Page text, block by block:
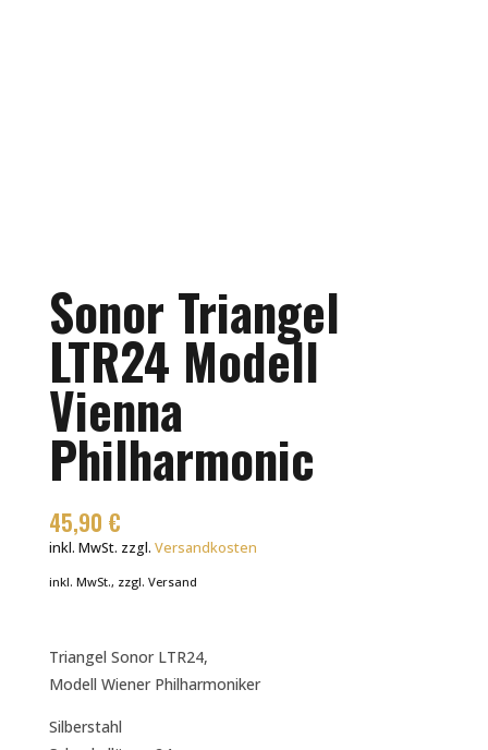
Sonor Triangel
LTR24 Modell
Vienna
Philharmonic
45,90 €
inkl. MwSt. zzgl. Versandkosten
inkl. MwSt., zzgl. Versand
Triangel Sonor LTR24,
Modell Wiener Philharmoniker
Silberstahl